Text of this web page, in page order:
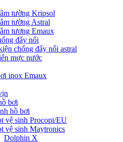
tường Kripsol
tường Astral
tương Emaux
đẩy nổi
chống đẩy nổi astral
mực nước
inox Emaux
bơi
hồ bơi
vệ sinh Procopi/EU
vệ sinh Maytronics
Dolphin X